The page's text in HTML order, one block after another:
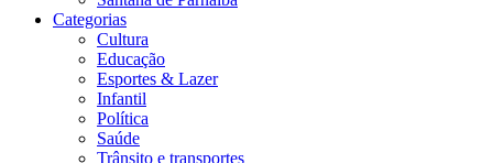
Categorias
Cultura
Educação
Esportes & Lazer
Infantil
Política
Saúde
Trânsito e transportes